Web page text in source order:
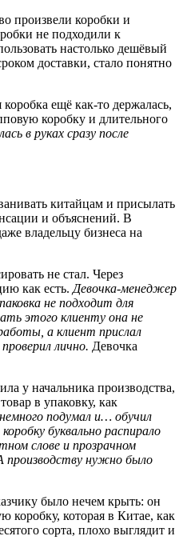
произвели коробки и
не подходили к
настолько дешёвый
доставки, стало понятно
ещё как-то держалась,
коробку и длительного
в руках сразу после
китайцам и присылать
и объяснений. В
владельцу бизнеса на
не стал. Через
как есть. Девочка-менеджер
не подходит для
этого клиенту она не
а клиент прислал
лично. Девочка
у начальника производства,
в упаковку, как
подумал и… обучил
буквально распирало
слове и прозрачном
производству нужно было
было нечем крыть: он
коробку, которая в Китае, как
сорта, плохо выглядит и